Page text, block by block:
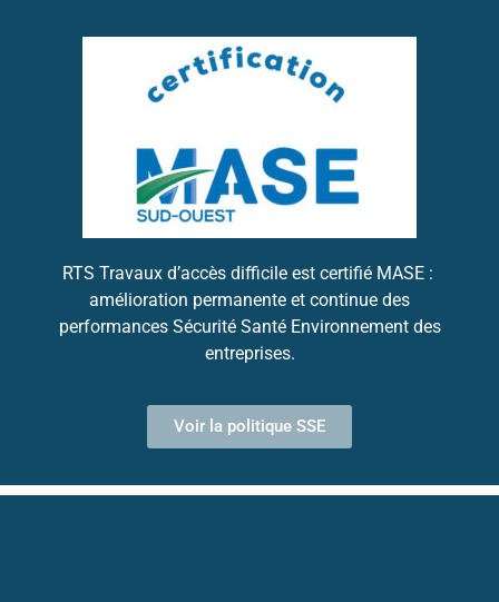
RTS Travaux d’accès difficile est certifié MASE :
amélioration permanente et continue des
performances Sécurité Santé Environnement des
entreprises.
Voir la politique SSE